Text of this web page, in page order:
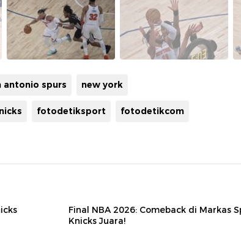
antonio spurs new york
fotodetiksport fotodetikcom
Final NBA 2026: Comeback di Markas
Knicks Juara!